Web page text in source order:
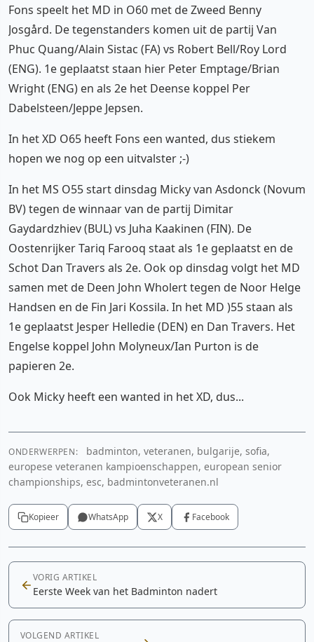
Fons speelt het MD in O60 met de Zweed Benny
Josgård. De tegenstanders komen uit de partij Van
Phuc Quang/Alain Sistac (FA) vs Robert Bell/Roy Lord
(ENG). 1e geplaatst staan hier Peter Emptage/Brian
Wright (ENG) en als 2e het Deense koppel Per
Dabelsteen/Jeppe Jepsen.
In het XD O65 heeft Fons een wanted, dus stiekem
hopen we nog op een uitvalster ;-)
In het MS O55 start dinsdag Micky van Asdonck (Novum
BV) tegen de winnaar van de partij Dimitar
Gaydardzhiev (BUL) vs Juha Kaakinen (FIN). De
Oostenrijker Tariq Farooq staat als 1e geplaatst en de
Schot Dan Travers als 2e. Ook op dinsdag volgt het MD
samen met de Deen John Wholert tegen de Noor Helge
Handsen en de Fin Jari Kossila. In het MD )55 staan als
1e geplaatst Jesper Helledie (DEN) en Dan Travers. Het
Engelse koppel John Molyneux/Ian Purton is de
papieren 2e.
Ook Micky heeft een wanted in het XD, dus...
ONDERWERPEN:
badminton, veteranen, bulgarije, sofia,
europese veteranen kampioenschappen, european senior
championships, esc, badmintonveteranen.nl
Kopieer WhatsApp X Facebook
VORIG ARTIKEL
Eerste Week van het Badminton nadert
VOLGEND ARTIKEL